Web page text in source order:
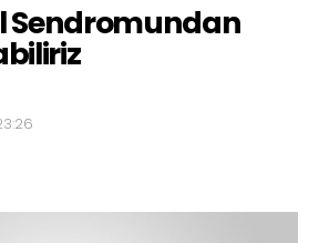
Sendromundan